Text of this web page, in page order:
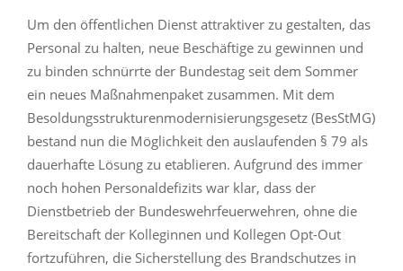
Um den öffentlichen Dienst attraktiver zu gestalten, das
Personal zu halten, neue Beschäftige zu gewinnen und
zu binden schnürrte der Bundestag seit dem Sommer
ein neues Maßnahmenpaket zusammen. Mit dem
Besoldungsstrukturenmodernisierungsgesetz (BesStMG)
bestand nun die Möglichkeit den auslaufenden § 79 als
dauerhafte Lösung zu etablieren. Aufgrund des immer
noch hohen Personaldefizits war klar, dass der
Dienstbetrieb der Bundeswehrfeuerwehren, ohne die
Bereitschaft der Kolleginnen und Kollegen Opt-Out
fortzuführen, die Sicherstellung des Brandschutzes in